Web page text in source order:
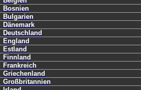
Bosnien
Bulgarien
Dänemark
Deutschland
England
Estland
Finnland
Frankreich
Griechenland
Großbritannien